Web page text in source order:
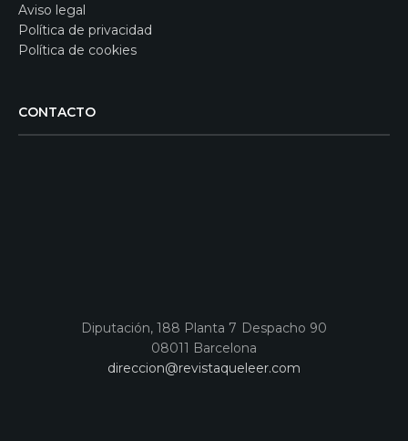
Aviso legal
Política de privacidad
Política de cookies
CONTACTO
Diputación, 188 Planta 7 Despacho 90
08011 Barcelona
direccion@revistaqueleer.com